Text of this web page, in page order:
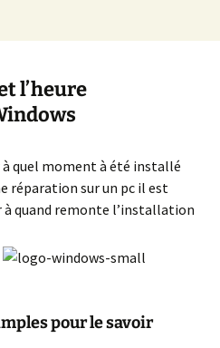
informatique
création de sites
l’heure
quel moment à été installé
réparation sur un pc il est
à quand remonte l’installation
pour le savoir